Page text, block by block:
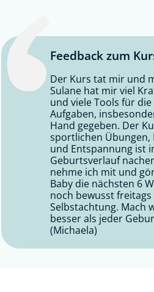
Feedback zum
Der Kurs tat mir und
Sulane hat mir viel
und viele Tools für
Aufgaben,
Hand gegeben. Der
sportlichen Übungen,
und Entspannung ist
Geburtsverlauf
nehme ich mit und
Baby die nächsten 6
noch bewusst
Selbstachtung. Mach
besser als jeder
(Michaela)